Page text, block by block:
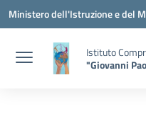
Vai ai contenuti
Vai al menu di navigazione
Vai al footer
Ministero dell'Istruzione e del
Istituto
"Giovanni